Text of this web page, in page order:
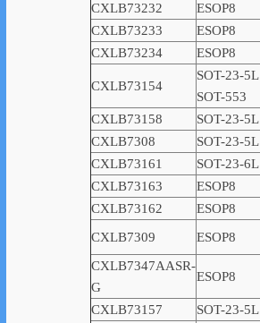
CXLB73232
ESOP8
CXLB73233
ESOP8
CXLB73234
ESOP8
CXLB73154
SOT-23-5L
SOT-553
CXLB73158 SOT-23-5L
CXLB7308
SOT-23-5L
CXLB73161
SOT-23-6L
CXLB73163
ESOP8
CXLB73162
ESOP8
CXLB7309
ESOP8
CXLB7347AASR-
G
ESOP8
CXLB73157 SOT-23-5L